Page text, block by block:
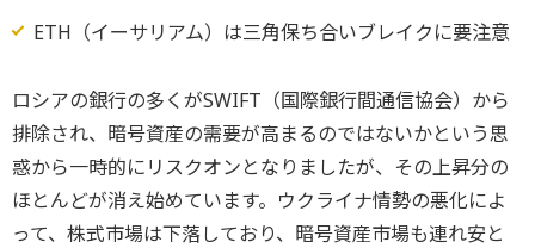
ETH（イーサリアム）は三角保ち合いブレイクに要注意
ロシアの銀行の多くがSWIFT（国際銀行間通信協会）から
排除され、暗号資産の需要が高まるのではないかという思
惑から一時的にリスクオンとなりましたが、その上昇分の
ほとんどが消え始めています。ウクライナ情勢の悪化によ
って、株式市場は下落しており、暗号資産市場も連れ安と